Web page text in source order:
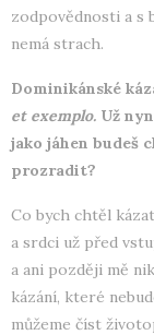
zodpovědnosti a s
nemá strach.
Dominikánské
et exemplo. Už
jako jáhen budeš
prozradit?
Co bych chtěl
a srdci už před
a ani později mě
kázání, které
můžeme číst